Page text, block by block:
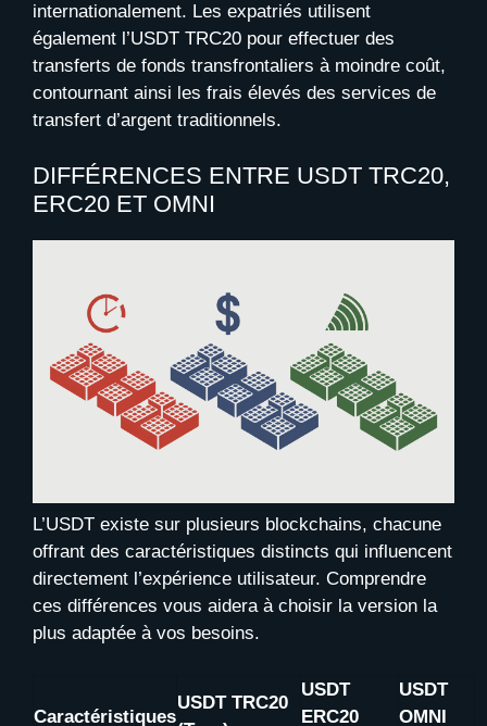
internationalement. Les expatriés utilisent
également l’USDT TRC20 pour effectuer des
transferts de fonds transfrontaliers à moindre coût,
contournant ainsi les frais élevés des services de
transfert d’argent traditionnels.
DIFFÉRENCES ENTRE USDT TRC20,
ERC20 ET OMNI
L’USDT existe sur plusieurs blockchains, chacune
offrant des caractéristiques distincts qui influencent
directement l’expérience utilisateur. Comprendre
ces différences vous aidera à choisir la version la
plus adaptée à vos besoins.
Caractéristiques
USDT TRC20
USDT
ERC20
USDT
OMNI